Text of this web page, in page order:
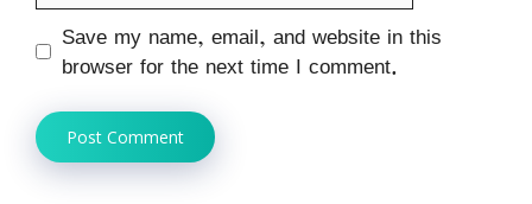
Save my name, email, and website in this
browser for the next time I comment.